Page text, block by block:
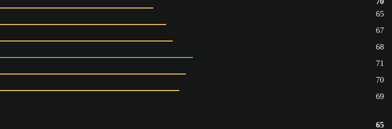
65
67
68
71
70
69
65